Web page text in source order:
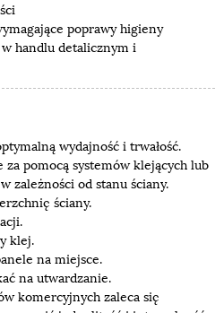
poprawy higieny
handlu detalicznym i
wydajność i trwałość.
pomocą systemów klejących lub
zależności od stanu ściany.
ściany.
klej.
na miejsce.
na utwardzanie.
komercyjnych zaleca się